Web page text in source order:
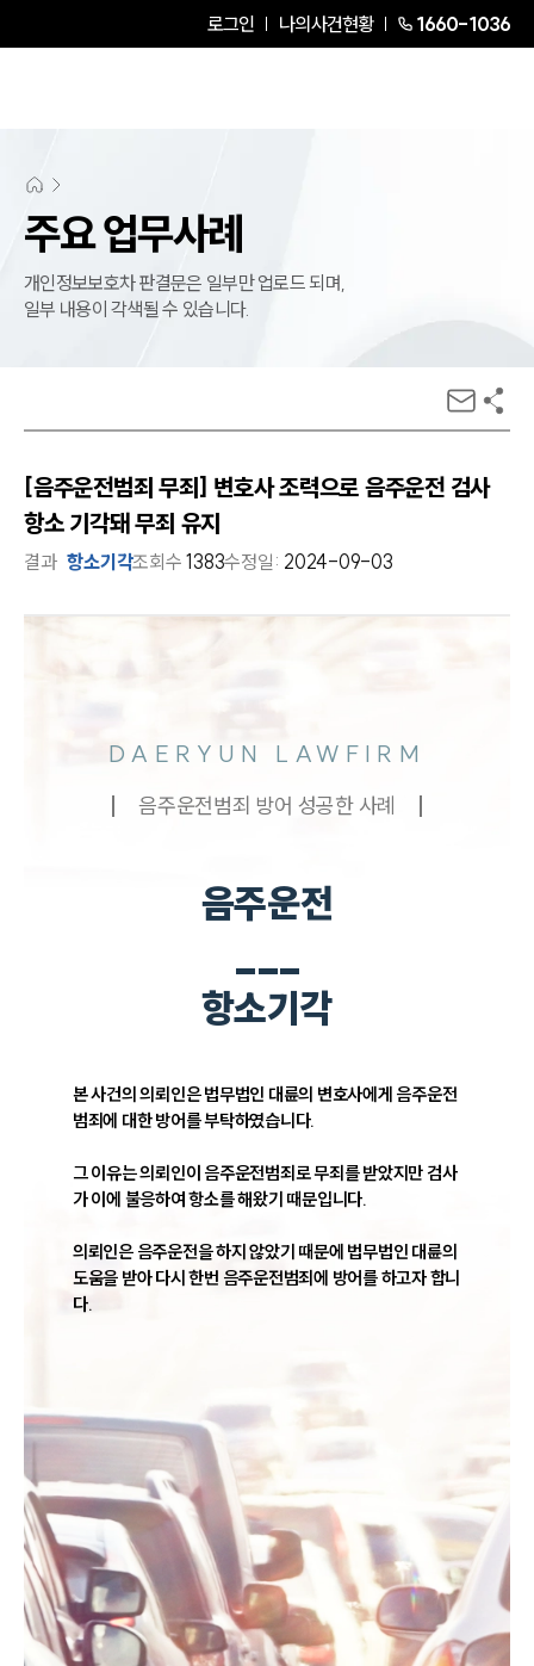
로그인 나의사건현황 1660-1036
주요 업무사례
개인정보보호차 판결문은 일부만 업로드 되며,
일부 내용이 각색될 수 있습니다.
[음주운전범죄 무죄] 변호사 조력으로 음주운전 검사
항소 기각돼 무죄 유지
결과 항소기각조회수1383수정일: 2024-09-03
DAERYUN LAWFIRM
음주운전범죄 방어 성공한 사례
음주운전
___
항소기각
본 사건의 의뢰인은 법무법인 대륜의 변호사에게 음주운전
범죄에 대한 방어를 부탁하였습니다.
그 이유는 의뢰인이 음주운전범죄로 무죄를 받았지만 검사
가 이에 불응하여 항소를 해왔기 때문입니다.
의뢰인은 음주운전을 하지 않았기 때문에 법무법인 대륜의
도움을 받아 다시 한번 음주운전범죄에 방어를 하고자 합니
다.